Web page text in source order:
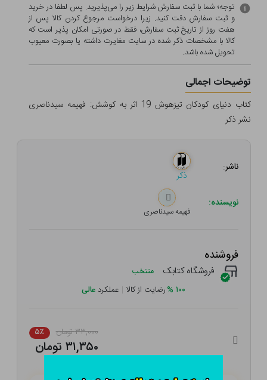
توجه؛ شما با ثبت سفارش شرایط زیر را می‌پذیرید. پس لطفا در خرید
و ثبت سفارش دقت کنید. زیرا درخواست مرجوع کردن کالا پس از
هفت روز از تاریخ ثبت سفارش، فقط در صورتی امکان پذیر است که
کالا با مشخصات ذکر شده در سایت مغایرت داشته یا بصورت معيوب
تحویل شده باشد.
توضیحات اجمالی
کتاب دنیای کودکان تیزهوش 19 اثر به کوشش: فهیمه سیدناصری
نشر ذکر
ناشر:
ذکر
نویسنده:
فهیمه سیدناصری
فروشنده
فروشگاه کتابک منتخب
۱۰۰ %رضایت از کالا | عملکرد عالی
۳۳,۰۰۰ تومان ۵٪
۳۱,۳۵۰ تومان